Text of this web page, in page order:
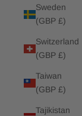
Sweden
(GBP £)
Switzerland
(GBP £)
Taiwan
(GBP £)
Tajikistan